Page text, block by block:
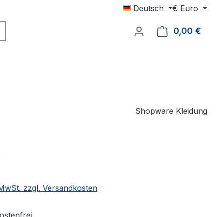
Deutsch € Euro
0,00 €
Shopware Kleidung
zzgl. Versandkosten